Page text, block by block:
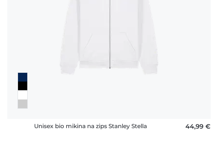
Unisex bio mikina na zips Stanley Stella 44,99 €